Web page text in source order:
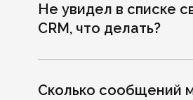
сервисами
Не увидел в списке
CRM, что делать?
Сколько сообщений